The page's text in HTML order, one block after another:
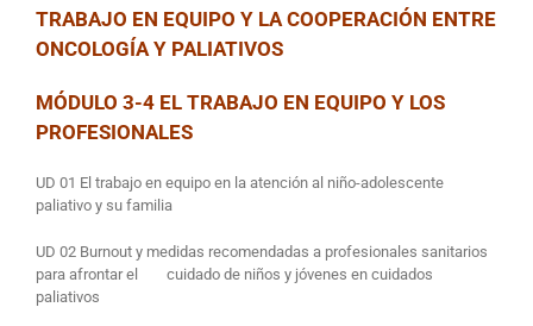
TRABAJO EN EQUIPO Y LA COOPERACIÓN ENTRE
ONCOLOGÍA Y PALIATIVOS
MÓDULO 3-4 EL TRABAJO EN EQUIPO Y LOS
PROFESIONALES
UD 01 El trabajo en equipo en la atención al niño-adolescente
paliativo y su familia
UD 02 Burnout y medidas recomendadas a profesionales sanitarios
para afrontar el cuidado de niños y jóvenes en cuidados
paliativos